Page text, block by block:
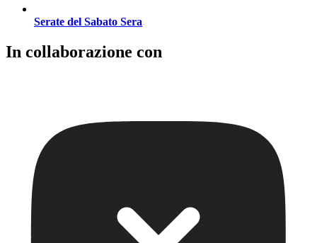
Serate del Sabato Sera
In collaborazione con